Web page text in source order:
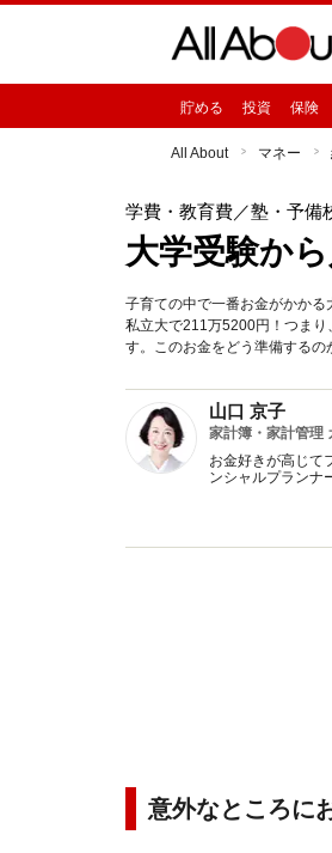
貯める 投資 保険
All About マネー
学費・教育費／塾・予備
大学受験か
子育ての中で一番お金がかか
私立大で211万5200円！つまり
す。このお金をどう準備するの
山口 京子
家計簿・家計管理
お金好きが高じて
ンシャルプランナ
意外なところに